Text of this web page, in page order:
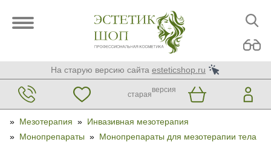
На старую версию сайта esteticshop.ru
старая
версия
» Мезотерапия » Инвазивная мезотерапия
» Монопрепараты » Монопрепараты для мезотерапии тела